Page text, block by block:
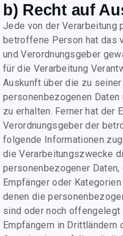
b) Recht auf
Jede von der Verarbeitung
betroffene Person hat das
und Verordnungsgeber
für die Verarbeitung
Auskunft über die zu
personenbezogenen
zu erhalten. Ferner hat der
Verordnungsgeber der
folgende Informationen
die Verarbeitungszwecke
personenbezogener
Empfänger oder
denen die
sind oder noch
Empfängern in Drittländern